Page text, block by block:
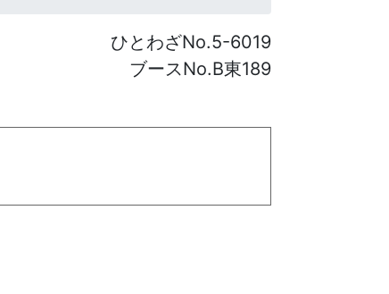
ひとわざNo.5-6019
ブースNo.B東189